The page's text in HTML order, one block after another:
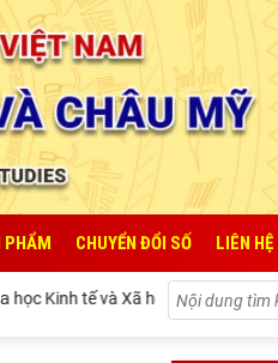
CHUYỂN ĐỔI SỐ LIÊN HỆ
Kinh tế và Xã hội Quốc gia Lào